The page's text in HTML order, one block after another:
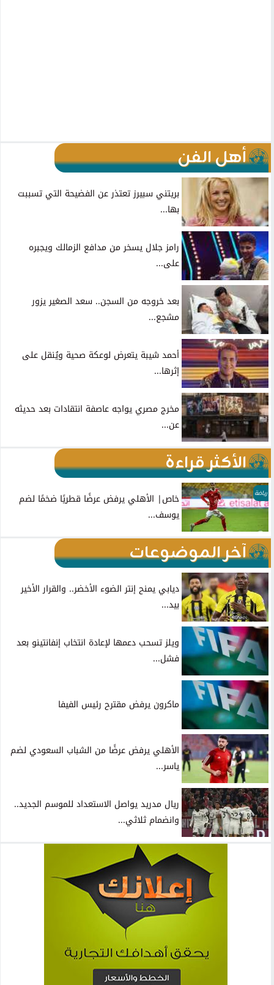
أهل الفن
بريتني سبيرز تعتذر عن الفضيحة التي تسببت
بها...
رامز جلال يسخر من مدافع الزمالك ويجبره
على...
بعد خروجه من السجن.. سعد الصغير يزور
مشجع...
أحمد شيبة يتعرض لوعكة صحية ويُنقل على
إثرها...
مخرج مصري يواجه عاصفة انتقادات بعد حديثه
عن...
الأكثر قراءة
رياضة
خاص| الأهلي يرفض عرضًا قطريًا ضخمًا لضم
يوسف...
آخر الموضوعات
ديابي يمنح إنتر الضوء الأخضر.. والقرار الأخير
بيد...
ويلز تسحب دعمها لإعادة انتخاب إنفانتينو بعد
فشل...
ماكرون يرفض مقترح رئيس الفيفا
الأهلي يرفض عرضًا من الشباب السعودي لضم
ياسر...
ريال مدريد يواصل الاستعداد للموسم الجديد..
وانضمام ثلاثي...